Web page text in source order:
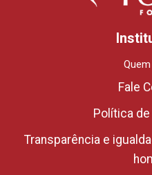
Fale
Política
Transparência e